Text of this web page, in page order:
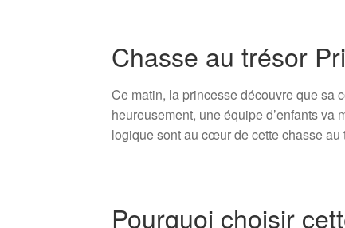
Chasse au trésor
Ce matin, la princesse découvre que sa
heureusement, une équipe d’enfants va
logique sont au cœur de cette chasse au
Pourquoi choisir